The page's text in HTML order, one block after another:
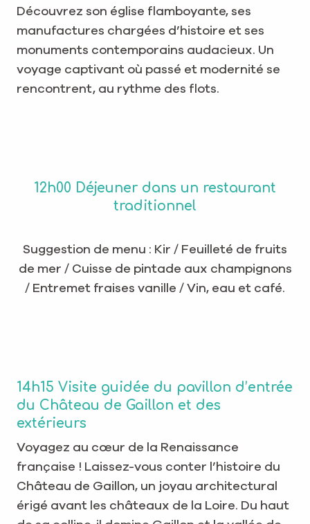
Découvrez son église flamboyante, ses
manufactures chargées d’histoire et ses
monuments contemporains audacieux. Un
voyage captivant où passé et modernité se
rencontrent, au rythme des flots.
12h00 Déjeuner dans un restaurant
traditionnel
Suggestion de menu : Kir / Feuilleté de fruits
de mer / Cuisse de pintade aux champignons
/ Entremet fraises vanille / Vin, eau et café.
14h15 Visite guidée du pavillon d’entrée
du Château de Gaillon et des
extérieurs
Voyagez au cœur de la Renaissance
française ! Laissez-vous conter l’histoire du
Château de Gaillon, un joyau architectural
érigé avant les châteaux de la Loire. Du haut